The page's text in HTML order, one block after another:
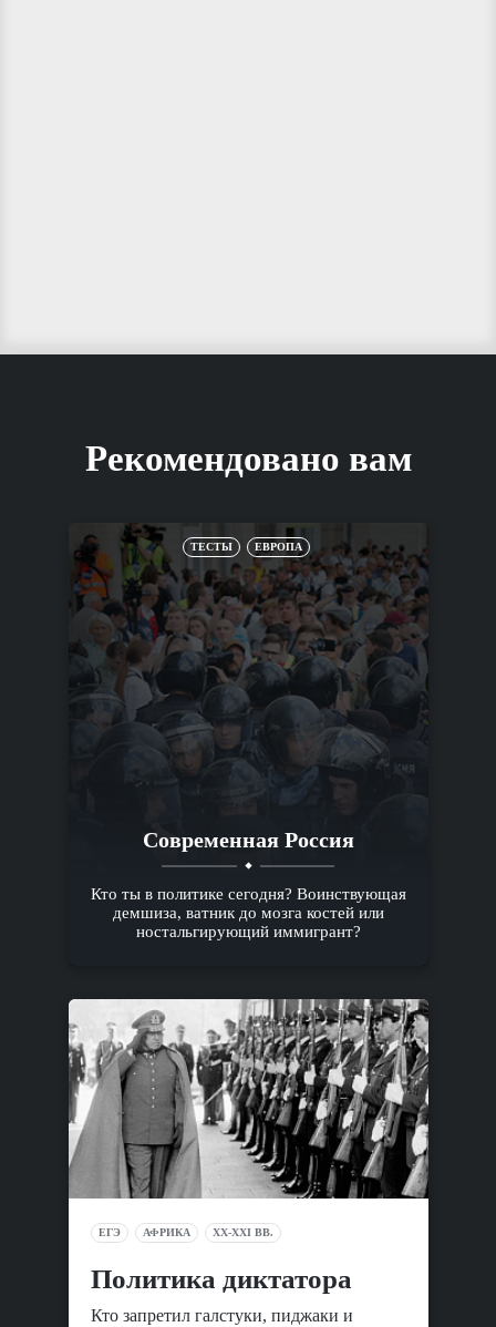
Рекомендовано вам
ТЕСТЫ ЕВРОПА
Современная Россия
Кто ты в политике сегодня? Воинствующая
демшиза, ватник до мозга костей или
ностальгирующий иммигрант?
ЕГЭ АФРИКА XX-XXI ВВ.
Политика диктатора
Кто запретил галстуки, пиджаки и